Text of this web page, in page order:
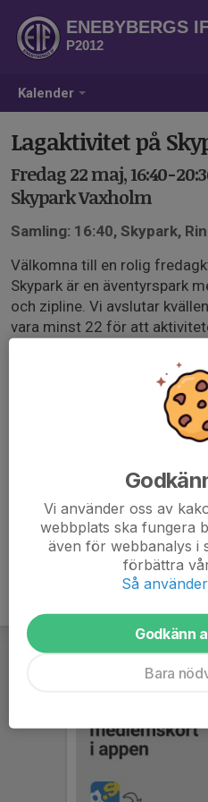
Kalender
ENEBYBERGS
P2012
Lagaktivitet på
Fredag 22 maj, 16:40-
Skypark Vaxholm
Samling: 16:40, Skypark,
Välkomna till en rolig
Skypark är en äventyrspark
och zipline. Vi avslutar
vara minst 22 för att
Buss (670) avgår från
Avstigning på hållplatsen
Kvällen avslutas ca 20.30.
buss hem kommer med en
Vi använder oss av
webbplats ska fungera
även för webbanalys i
förbättra
Så
Godkänn
Bara